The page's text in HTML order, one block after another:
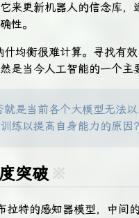
来更新机器人的信念库，
性。
均衡很难计算。寻找有
是当今人工智能的一个主
就是当前各个大模型无法以
练以提高自身能力的原因？
突破
拉特的感知器模型，中间